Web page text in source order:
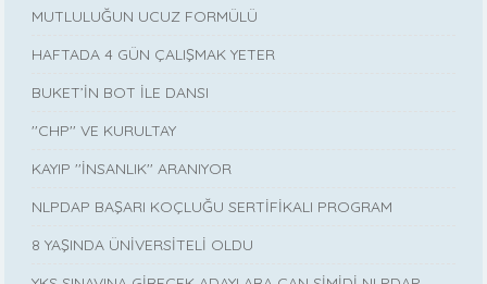
MUTLULUĞUN UCUZ FORMÜLÜ
HAFTADA 4 GÜN ÇALIŞMAK YETER
BUKET’İN BOT İLE DANSI
''CHP'' VE KURULTAY
KAYIP ''İNSANLIK'' ARANIYOR
NLPDAP BAŞARI KOÇLUĞU SERTİFİKALI PROGRAM
8 YAŞINDA ÜNİVERSİTELİ OLDU